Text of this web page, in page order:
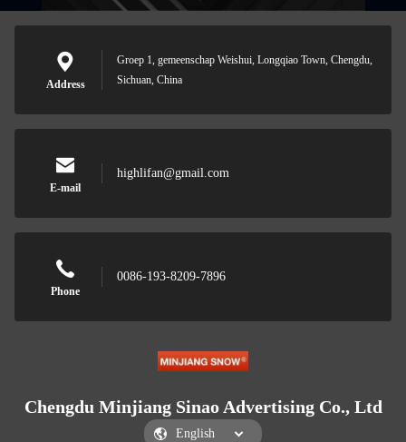
Address
Groep 1, gemeenschap Weishui, Longqiao Town, Chengdu,
Sichuan, China
E-mail
highlifan@gmail.com
Phone
0086-193-8209-7896
Chengdu Minjiang Sinao Advertising Co., Ltd